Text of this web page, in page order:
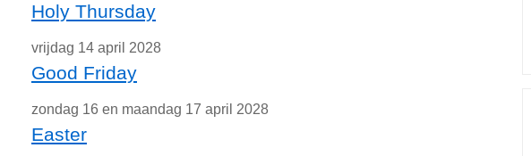
Holy Thursday
vrijdag 14 april 2028
Good Friday
zondag 16 en maandag 17 april 2028
Easter